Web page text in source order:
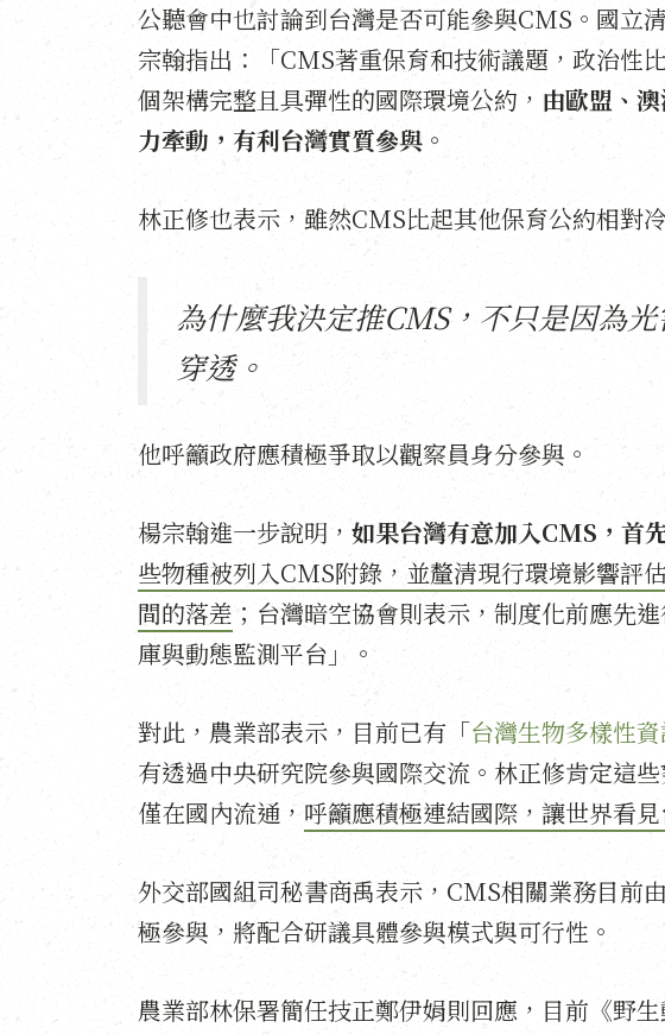
公聽會中也討論到台灣是否可能參與CMS。國立
宗翰指出：「CMS著重保育和技術議題，政治性
個架構完整且具彈性的國際環境公約， 由歐盟、
力牽動 ，有利台灣實質參與 。
林正修也表示，雖然CMS比起其他保育公約相對
為什麼我決定推CMS，不只是因為
穿透。
他呼籲政府應積極爭取以觀察員身分參與。
楊宗翰進一步說明， 如果台灣有意加入CMS，首
些物種被列入CMS附錄，並釐清現行環境影響評
間的落差 ；台灣暗空協會則表示，制度化前應先
庫與動態監測平台」。
對此，農業部表示，目前已有「台灣生物多樣性
有透過中央研究院參與國際交流。林正修肯定這
僅在國內流通， 呼籲應積極連結國際，讓世界看
外交部國組司秘書商禹表示，CMS相關業務目前
極參與，將配合研議具體參與模式與可行性。
農業部林保署簡任技正鄭伊娟則回應，目前《野